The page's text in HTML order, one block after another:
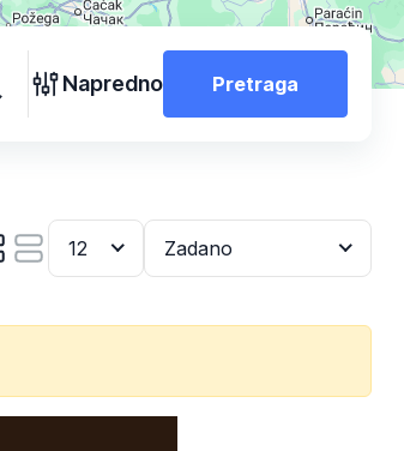
Napredno Pretraga
12 Zadano